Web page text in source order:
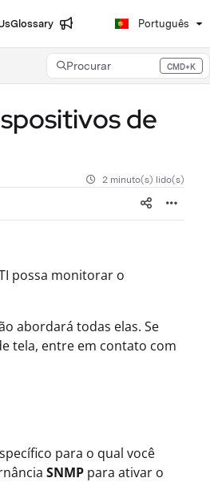
Glossary Português
Procurar CMD+K
Press CMD+K to open search
de
2 minuto(s) lido(s)
possa monitorar o
abordará todas elas. Se
tela, entre em contato com
para o qual você
SNMP para ativar o